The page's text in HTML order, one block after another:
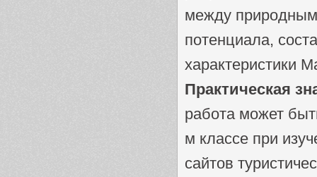
между
потенциала,
характеристики
Практическая
работа может
м классе при
сайтов